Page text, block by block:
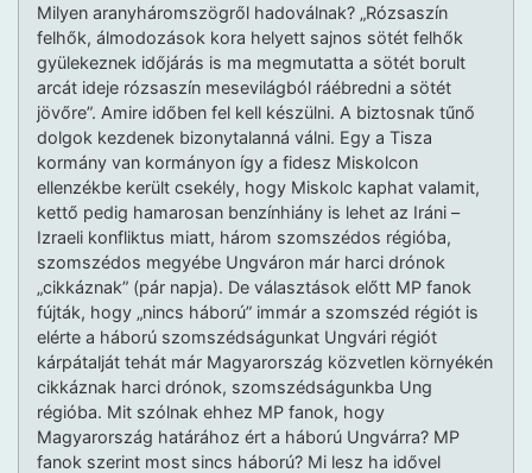
Milyen aranyháromszögről hadoválnak? „Rózsaszín
felhők, álmodozások kora helyett sajnos sötét felhők
gyülekeznek időjárás is ma megmutatta a sötét borult
arcát ideje rózsaszín mesevilágból ráébredni a sötét
jövőre”. Amire időben fel kell készülni. A biztosnak tűnő
dolgok kezdenek bizonytalanná válni. Egy a Tisza
kormány van kormányon így a fidesz Miskolcon
ellenzékbe került csekély, hogy Miskolc kaphat valamit,
kettő pedig hamarosan benzínhiány is lehet az Iráni –
Izraeli konfliktus miatt, három szomszédos régióba,
szomszédos megyébe Ungváron már harci drónok
„cikkáznak” (pár napja). De választások előtt MP fanok
fújták, hogy „nincs háború” immár a szomszéd régiót is
elérte a háború szomszédságunkat Ungvári régiót
kárpátalját tehát már Magyarország közvetlen környékén
cikkáznak harci drónok, szomszédságunkba Ung
régióba. Mit szólnak ehhez MP fanok, hogy
Magyarország határához ért a háború Ungvárra? MP
fanok szerint most sincs háború? Mi lesz ha idővel